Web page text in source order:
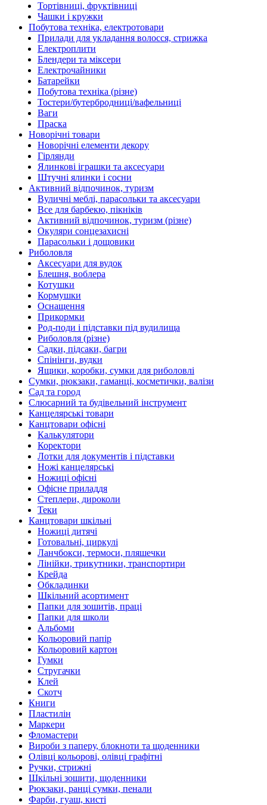
Тортівниці, фруктівниці
Чашки і кружки
Побутова техніка, електротовари
Прилади для укладання волосся, стрижка
Електроплити
Блендери та міксери
Електрочайники
Батарейки
Побутова техніка (різне)
Тостери/бутербродниці/вафельниці
Ваги
Праска
Новорічні товари
Новорічні елементи декору
Гірлянди
Ялинкові іграшки та аксесуари
Штучні ялинки і сосни
Активний відпочинок, туризм
Вуличні меблі, парасольки та аксесуари
Все для барбекю, пікніків
Активний відпочинок, туризм (різне)
Окуляри сонцезахисні
Парасольки і дощовики
Риболовля
Аксесуари для вудок
Блешня, воблера
Котушки
Кормушки
Оснащення
Прикормки
Род-поди і підставки під вудилища
Риболовля (різне)
Садки, підсаки, багри
Спінінги, вудки
Ящики, коробки, сумки для риболовлі
Сумки, рюкзаки, гаманці, косметички, валізи
Сад та город
Слюсарний та будівельний інструмент
Канцелярські товари
Канцтовари офісні
Калькулятори
Коректори
Лотки для документів і підставки
Ножі канцелярські
Ножиці офісні
Офісне приладдя
Степлери, дироколи
Теки
Канцтовари шкільні
Ножиці дитячі
Готовальні, циркулі
Ланчбокси, термоси, пляшечки
Лінійки, трикутники, транспортири
Крейда
Обкладинки
Шкільний асортимент
Папки для зошитів, праці
Папки для школи
Альбоми
Кольоровий папір
Кольоровий картон
Гумки
Стругачки
Клей
Скотч
Книги
Пластилін
Маркери
Фломастери
Вироби з паперу, блокноти та щоденники
Олівці кольорові, олівці графітні
Ручки, стрижні
Шкільні зошити, щоденники
Рюкзаки, ранці сумки, пенали
Фарби, гуаш, кисті